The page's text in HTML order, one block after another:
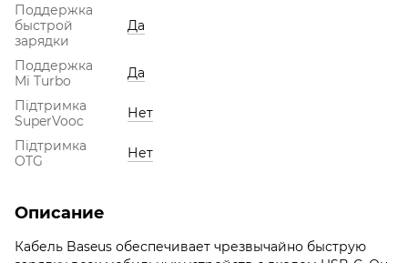
Поддержка
быстрой
зарядки
Да
Поддержка
Mi Turbo
Да
Підтримка
SuperVooc
Нет
Підтримка
OTG
Нет
Описание
Кабель Baseus обеспечивает чрезвычайно быструю